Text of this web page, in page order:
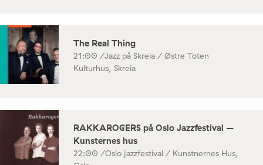
The Real Thing
21:00 /Jazz på Skreia / Østre Toten
Kulturhus, Skreia
RAKKAROGERS på Oslo Jazzfestival –
Kunsternes hus
22:00 /Oslo jazzfestival / Kunstnernes Hus,